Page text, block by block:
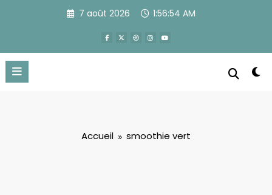
7 août 2026 1:56:55 AM
Accueil smoothie vert